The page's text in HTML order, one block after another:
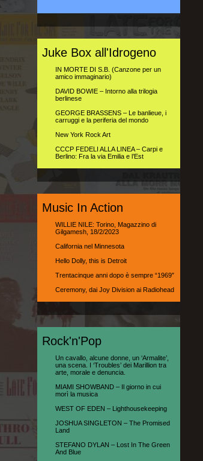
Juke Box all'Idrogeno
IN MORTE DI S.B. (Canzone per un
amico immaginario)
DAVID BOWIE – Intorno alla trilogia
berlinese
GEORGE BRASSENS – Le banlieue, i
carruggi e la periferia del mondo
New York Rock Art
CCCP FEDELI ALLA LINEA – Carpi e
Berlino: Fra la via Emilia e l’Est
Music In Action
WILLIE NILE: Torino, Magazzino di
Gilgamesh, 18/2/2023
California nel Minnesota
Hello Dolly, this is Detroit
Trentacinque anni dopo è sempre “1969″
Ceremony, dai Joy Division ai Radiohead
Rock'n'Pop
Un cavallo, alcune donne, un ‘Armalite’,
una scena. I ‘Troubles’ dei Marillion tra
arte, morale e denuncia.
MIAMI SHOWBAND – Il giorno in cui
morì la musica
WEST OF EDEN – Lighthousekeeping
JOSHUA SINGLETON – The Promised
Land
STEFANO DYLAN – Lost In The Green
And Blue